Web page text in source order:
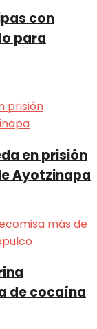
con
para
en prisión
Ayotzinapa
de cocaína